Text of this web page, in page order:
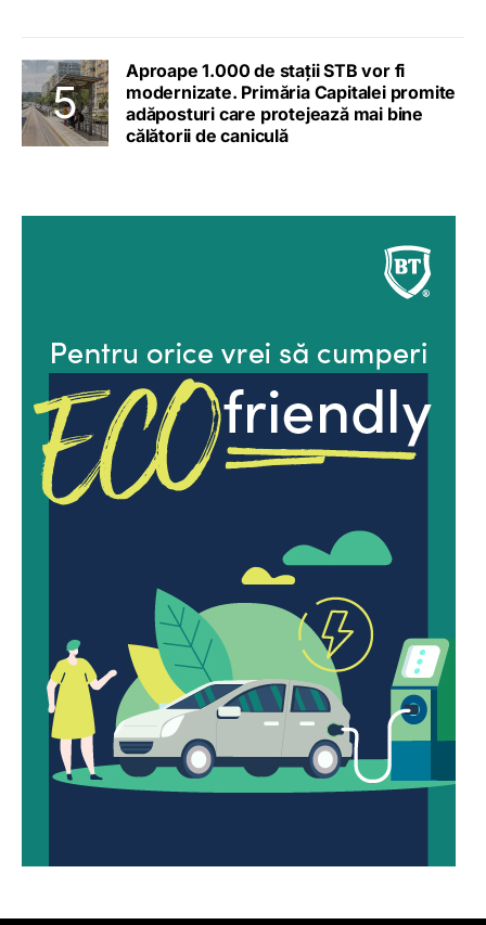
Aproape 1.000 de stații STB vor fi
modernizate. Primăria Capitalei promite
adăposturi care protejează mai bine
călătorii de caniculă